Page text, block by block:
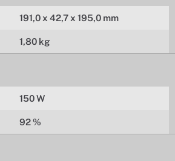
191,0 x 42,7 x 195,0 mm
1,80 kg
150 W
92 %